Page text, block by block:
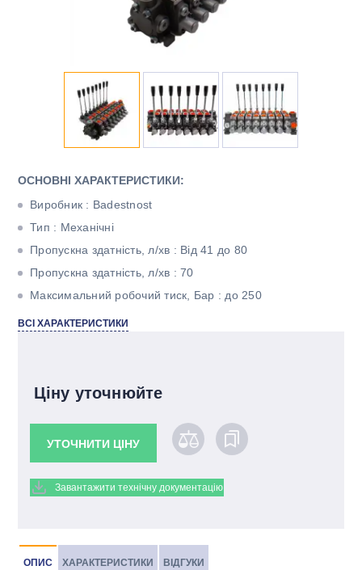
ОСНОВНІ ХАРАКТЕРИСТИКИ:
Виробник : Badestnost
Тип : Механічні
Пропускна здатність, л/хв : Від 41 до 80
Пропускна здатність, л/хв : 70
Максимальний робочий тиск, Бар : до 250
Тип корпуса : Моноблочний
ВСІ ХАРАКТЕРИСТИКИ
Ціну уточнюйте
УТОЧНИТИ ЦІНУ
Завантажити технічну документацію
ОПИС ХАРАКТЕРИСТИКИ ВІДГУКИ